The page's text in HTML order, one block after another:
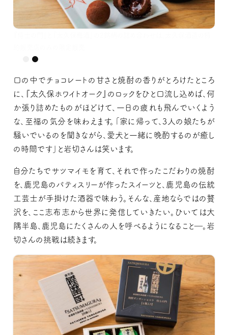
口の中でチョコレートの甘さと焼酎の香りがとろけたところ
に、『太久保ホワイトオーク』のロックをひと口流し込めば、何
か張り詰めたものがほどけて、一日の疲れも飛んでいくよう
な、至福の気分を味わえます。「家に帰って、3人の娘たちが
騒いでいるのを聞きながら、愛犬と一緒に晩酌するのが癒し
の時間です」と岩切さんは笑います。
自分たちでサツマイモを育て、それで作ったこだわりの焼酎
を、鹿児島のパティスリーが作ったスイーツと、鹿児島の伝統
工芸士が手掛けた酒器で味わう。そんな、産地ならではの贅
沢を、ここ志布志から世界に発信していきたい。ひいては大
隅半島、鹿児島にたくさんの人を呼べるようになること―。岩
切さんの挑戦は続きます。